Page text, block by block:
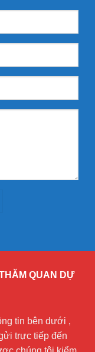
QUAN DỰ
tin bên dưới ,
trực tiếp đến